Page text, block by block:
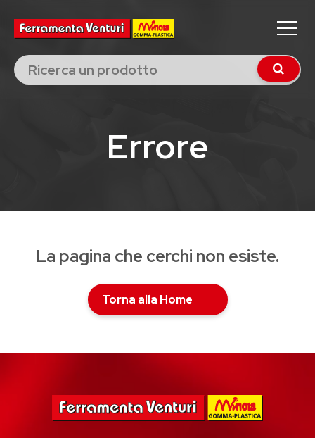
Errore
La pagina che cerchi non esiste.
Torna alla Home